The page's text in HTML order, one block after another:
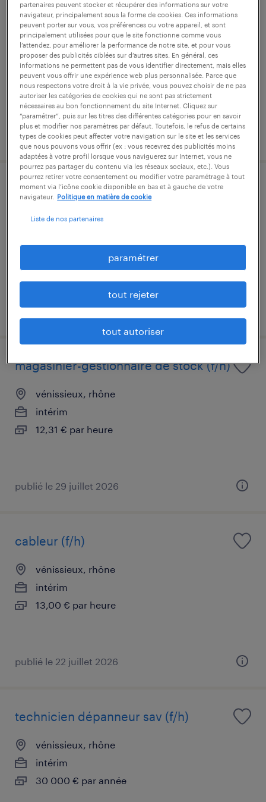
technicien qualité (f/h)
vénissieux, rhône
intérim
25 000 € - 28 000 € par année
publié le 24 juillet 2026
assistant adv (f/h)
vénissieux, rhône
27 000 € par année
publié le 6 août 2026
magasinier-gestionnaire de stock (f/h)
vénissieux, rhône
intérim
12,31 € par heure
publié le 29 juillet 2026
cableur (f/h)
vénissieux, rhône
intérim
13,00 € par heure
publié le 22 juillet 2026
technicien dépanneur sav (f/h)
vénissieux, rhône
intérim
30 000 € par année
partenaires peuvent stocker et récupérer des informations sur votre
navigateur, principalement sous la forme de cookies. Ces informations
peuvent porter sur vous, vos préférences ou votre appareil, et sont
principalement utilisées pour que le site fonctionne comme vous
l’attendez, pour améliorer la performance de notre site, et pour vous
proposer des publicités ciblées sur d’autres sites. En général, ces
informations ne permettent pas de vous identifier directement, mais elles
peuvent vous offrir une expérience web plus personnalisée. Parce que
nous respectons votre droit à la vie privée, vous pouvez choisir de ne pas
autoriser les catégories de cookies qui ne sont pas strictement
nécessaires au bon fonctionnement du site Internet. Cliquez sur
“paramétrer”, puis sur les titres des différentes catégories pour en savoir
plus et modifier nos paramètres par défaut. Toutefois, le refus de certains
types de cookies peut affecter votre navigation sur le site et les services
que nous pouvons vous offrir (ex : vous recevrez des publicités moins
adaptées à votre profil lorsque vous naviguerez sur Internet, vous ne
pourrez pas partager du contenu via les réseaux sociaux, etc.). Vous
pourrez retirer votre consentement ou modifier votre paramétrage à tout
moment via l’icône cookie disponible en bas et à gauche de votre
navigateur.
Politique en matière de cookie
Liste de nos partenaires
paramétrer
tout rejeter
tout autoriser